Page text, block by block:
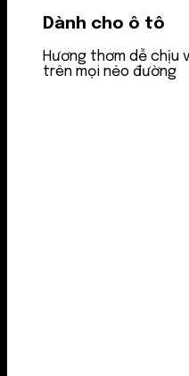
Dành cho ô tô
Hương thơm dễ chịu
trên mọi nẻo đường